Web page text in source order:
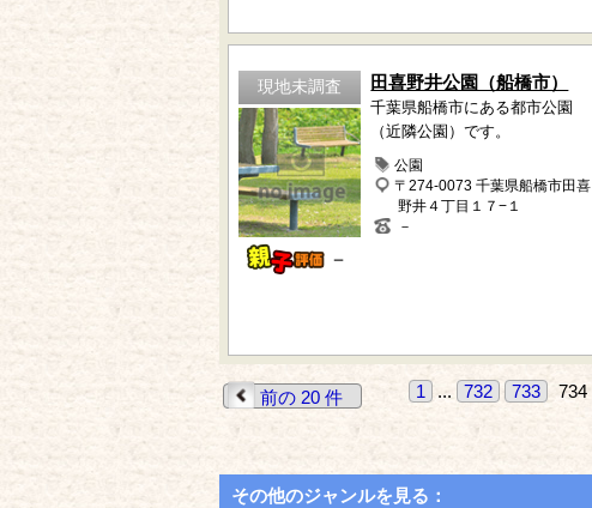
現地未調査
－
田喜野井公園（船橋市）
千葉県船橋市にある都市公園
（近隣公園）です。
公園
〒274-0073 千葉県船橋市田喜
野井４丁目１７−１
－
前の 20 件 1 ... 732 733 734
その他のジャンルを見る：